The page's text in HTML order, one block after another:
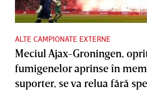
ALTE CAMPIONATE EXTERNE
Meciul Ajax-Groningen,
fumigenelor aprinse în
suporter, se va relua fără